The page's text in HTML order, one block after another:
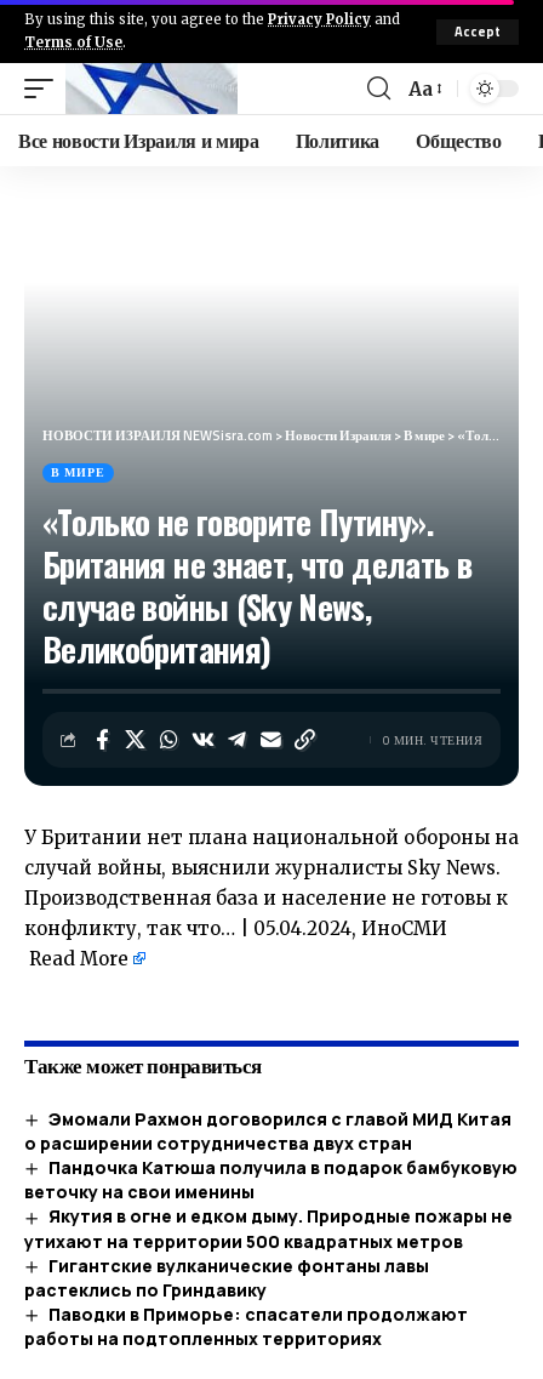
By using this site, you agree to the Privacy Policy and
Terms of Use.
Accept
Aa
Все новости Израиля и мира Политика Общество
НОВОСТИ ИЗРАИЛЯ NEWSisra.com >Новости Израиля>В мире>«Только не говорите Путину». Британия не знает, что делать в случае войны (Sky News, Великобритания)
В МИРЕ
«Только не говорите Путину».
Британия не знает, что делать в
случае войны (Sky News,
Великобритания)
0 МИН. ЧТЕНИЯ
У Британии нет плана национальной обороны на
случай войны, выяснили журналисты Sky News.
Производственная база и население не готовы к
конфликту, так что… | 05.04.2024, ИноСМИ
Read More
Также может понравиться
Эмомали Рахмон договорился с главой МИД Китая
о расширении сотрудничества двух стран
Пандочка Катюша получила в подарок бамбуковую
веточку на свои именины
Якутия в огне и едком дыму. Природные пожары не
утихают на территории 500 квадратных метров
Гигантские вулканические фонтаны лавы
растеклись по Гриндавику
Паводки в Приморье: спасатели продолжают
работы на подтопленных территориях